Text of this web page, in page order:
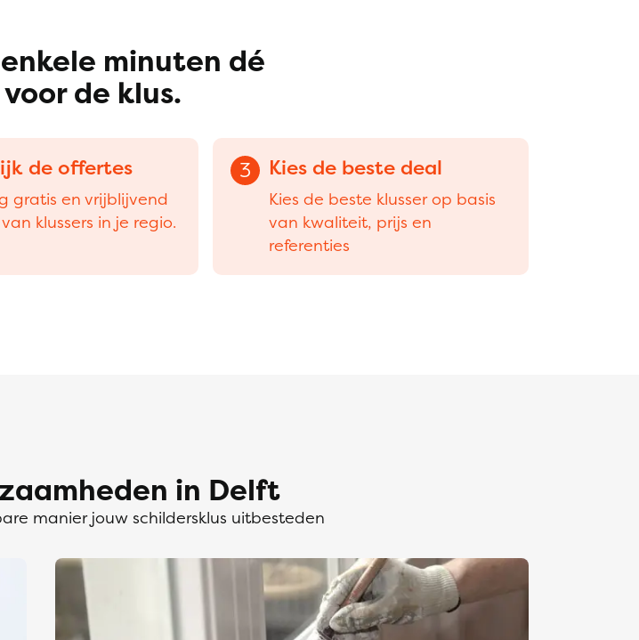
minuten dé
de klus.
de offertes
gratis en vrijblijvend
klussers in je regio.
3 Kies de beste deal
Kies de beste klusser op basis
van kwaliteit, prijs en
referenties
in Delft
manier jouw schildersklus uitbesteden